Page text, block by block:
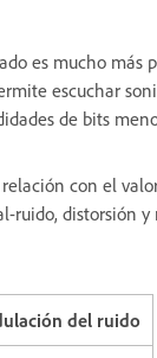
es mucho más
escuchar
de bits
con el
ruido, distorsión
del ruido